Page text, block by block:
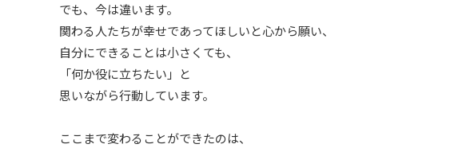
でも、今は違います。
関わる人たちが幸せであってほしいと心から願い、
自分にできることは小さくても、
「何か役に立ちたい」と
思いながら行動しています。
ここまで変わることができたのは、